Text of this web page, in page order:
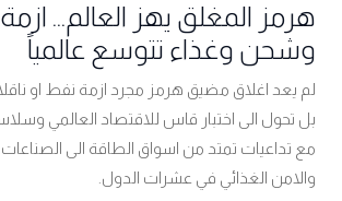
هرمز المغلق يهز العالم…
وشحن وغذاء تتوسع عالمياً
لم يعد اغلاق مضيق هرمز مجرد ازمة نفط او
بل تحول الى اختبار قاس للاقتصاد العالمي
مع تداعيات تمتد من اسواق الطاقة الى الصناعات
والامن الغذائي في عشرات الدول.